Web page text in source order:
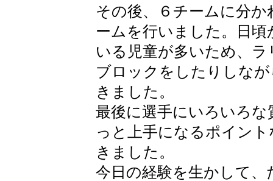
その後、６チームに分
ームを行いました。日
いる児童が多いため、
ブロックをしたりしな
きました。
最後に選手にいろいろ
っと上手になるポイン
きました。
今日の経験を生かして